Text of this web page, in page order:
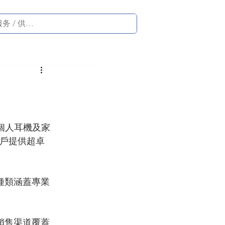
人耳機及家
提供超卓
類涵蓋專業